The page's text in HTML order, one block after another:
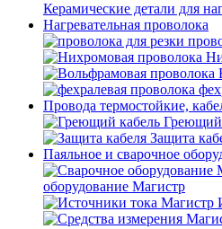
Керамические детали для
Нагревательная проволока
Провода термостойкие,
Греющий
Защита
Паяльное и сварочное
оборудование Магистр